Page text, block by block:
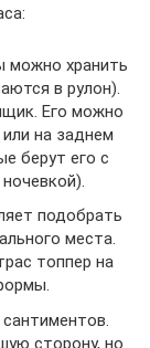
можно хранить
в рулон).
Его можно
на заднем
берут его с
подобрать
места.
топпер на
сторону, но